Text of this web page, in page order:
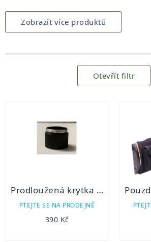
Zobrazit více produktů
Otevřít filtr
Prodloužená krytka baterie pro PARD NV007 a 008 originál
PTEJTE SE NA PRODEJNĚ
390 Kč